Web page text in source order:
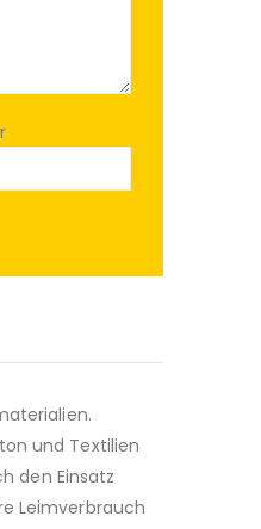
und Textilien
den Einsatz
Leimverbrauch